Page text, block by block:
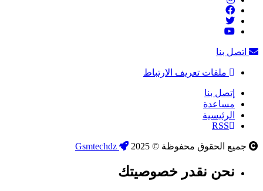
اتصل بنا
ملفات تعريف الارتباط
إتصل بنا
مساعدة
الرئيسية
RSS
جميع الحقوق محفوظة © 2025
نحن نقدر خصوصيتك